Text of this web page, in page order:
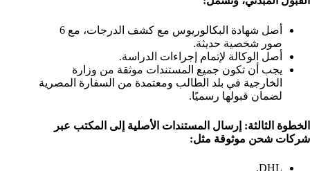
أصل شهادة البكالوريوس مع كشف الدرجات، مع 6
صور شخصية حديثة.
أصل الوكالة لإتمام إجراءات الدراسة.
يجب أن تكون جميع المستندات موثقة من وزارة
الخارجية في بلد الطالب ومعتمدة من السفارة المصرية
لضمان قبولها رسميًا.
الخطوة الثالثة: إرسال المستندات الأصلية إلى المكتب عبر
شركات شحن موثوقة مثل:
DHL.